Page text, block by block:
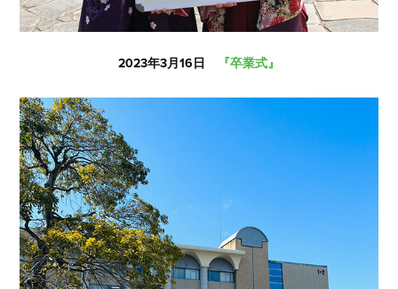
2023年3月16日 『卒業式』